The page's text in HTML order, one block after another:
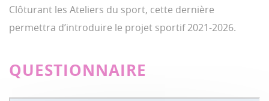
Clôturant les Ateliers du sport, cette dernière
permettra d’introduire le projet sportif 2021-2026.
QUESTIONNAIRE